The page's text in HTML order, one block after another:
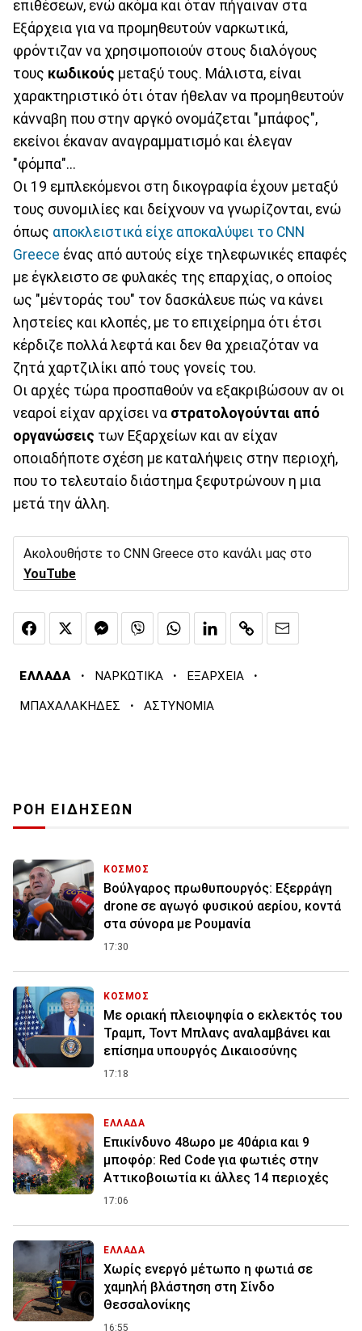
επιθέσεων, ενώ ακόμα και όταν πήγαιναν στα
Εξάρχεια για να προμηθευτούν ναρκωτικά,
φρόντιζαν να χρησιμοποιούν στους διαλόγους
τους κωδικούς μεταξύ τους. Μάλιστα, είναι
χαρακτηριστικό ότι όταν ήθελαν να προμηθευτούν
κάνναβη που στην αργκό ονομάζεται "μπάφος",
εκείνοι έκαναν αναγραμματισμό και έλεγαν
"φόμπα"...
Οι 19 εμπλεκόμενοι στη δικογραφία έχουν μεταξύ
τους συνομιλίες και δείχνουν να γνωρίζονται, ενώ
όπως αποκλειστικά είχε αποκαλύψει το CNN
Greece ένας από αυτούς είχε τηλεφωνικές επαφές
με έγκλειστο σε φυλακές της επαρχίας, ο οποίος
ως "μέντοράς του" τον δασκάλευε πώς να κάνει
ληστείες και κλοπές, με το επιχείρημα ότι έτσι
κέρδιζε πολλά λεφτά και δεν θα χρειαζόταν να
ζητά χαρτζιλίκι από τους γονείς του.
Οι αρχές τώρα προσπαθούν να εξακριβώσουν αν οι
νεαροί είχαν αρχίσει να στρατολογούνται από
οργανώσεις των Εξαρχείων και αν είχαν
οποιαδήποτε σχέση με καταλήψεις στην περιοχή,
που το τελευταίο διάστημα ξεφυτρώνουν η μια
μετά την άλλη.
Ακολουθήστε το CNN Greece στο κανάλι μας στο
YouTube
ΕΛΛΑΔΑ · ΝΑΡΚΩΤΙΚΑ · ΕΞΑΡΧΕΙΑ ·
ΜΠΑΧΑΛΑΚΗΔΕΣ · ΑΣΤΥΝΟΜΙΑ
ΡΟΗ ΕΙΔΗΣΕΩΝ
ΚΟΣΜΟΣ
Βούλγαρος πρωθυπουργός: Εξερράγη
drone σε αγωγό φυσικού αερίου, κοντά
στα σύνορα με Ρουμανία
17:30
ΚΟΣΜΟΣ
Με οριακή πλειοψηφία ο εκλεκτός του
Τραμπ, Τοντ Μπλανς αναλαμβάνει και
επίσημα υπουργός Δικαιοσύνης
17:18
ΕΛΛΑΔΑ
Επικίνδυνο 48ωρο με 40άρια και 9
μποφόρ: Red Code για φωτιές στην
Αττικοβοιωτία κι άλλες 14 περιοχές
17:06
ΕΛΛΑΔΑ
Χωρίς ενεργό μέτωπο η φωτιά σε
χαμηλή βλάστηση στη Σίνδο
Θεσσαλονίκης
16:55